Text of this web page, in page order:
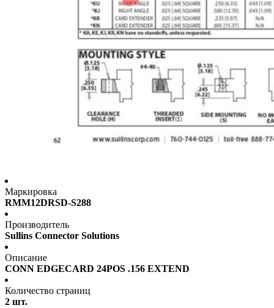
Маркировка
RMM12DRSD-S288
Производитель
Sullins Connector Solutions
Описание
CONN EDGECARD 24POS .156 EXTEND
Количество страниц
2 шт.